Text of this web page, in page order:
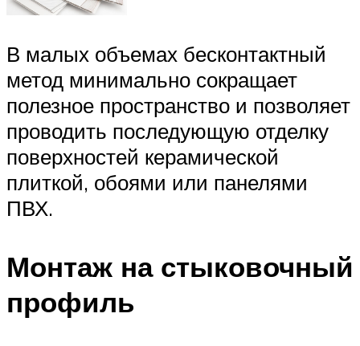
В малых объемах бесконтактный
метод минимально сокращает
полезное пространство и позволяет
проводить последующую отделку
поверхностей керамической
плиткой, обоями или панелями
ПВХ.
Монтаж на стыковочный
профиль